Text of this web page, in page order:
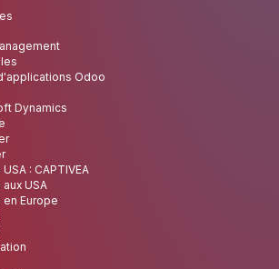
Odoo
Dynamics
: CAPTIVEA
USA
Europe